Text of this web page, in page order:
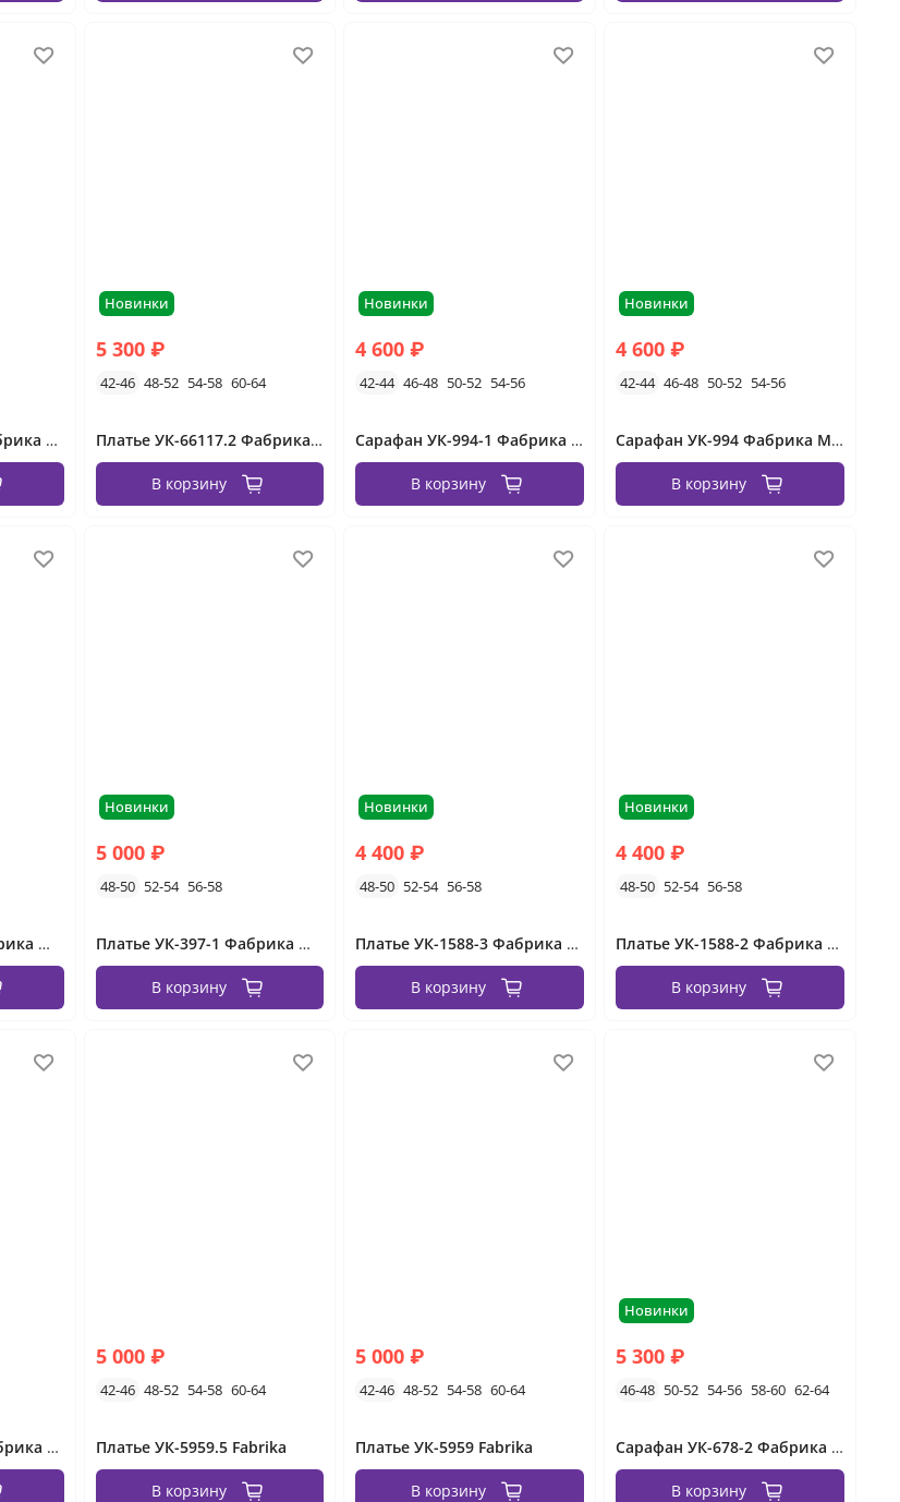
Платье УК-7078.1 Фабрика Моды
Новинки
5 300 ₽
42-46 48-52 54-58 60-64
Платье УК-66117.2 Фабрика Моды
В корзину
Новинки
4 600 ₽
42-44 46-48 50-52 54-56
Сарафан УК-994-1 Фабрика Моды
В корзину
Новинки
4 600 ₽
42-44 46-48 50-52 54-56
Сарафан УК-994 Фабрика Моды
В корзину
Платье УК-397-2 Фабрика Моды
Новинки
5 000 ₽
48-50 52-54 56-58
Платье УК-397-1 Фабрика Моды
В корзину
Новинки
4 400 ₽
48-50 52-54 56-58
Платье УК-1588-3 Фабрика Моды
В корзину
Новинки
4 400 ₽
48-50 52-54 56-58
Платье УК-1588-2 Фабрика Моды
В корзину
Платье УК-1588-1 Фабрика Моды
5 000 ₽
42-46 48-52 54-58 60-64
Платье УК-5959.5 Fabrika
В корзину
5 000 ₽
42-46 48-52 54-58 60-64
Платье УК-5959 Fabrika
В корзину
Новинки
5 300 ₽
46-48 50-52 54-56 58-60 62-64
Сарафан УК-678-2 Фабрика Моды
В корзину